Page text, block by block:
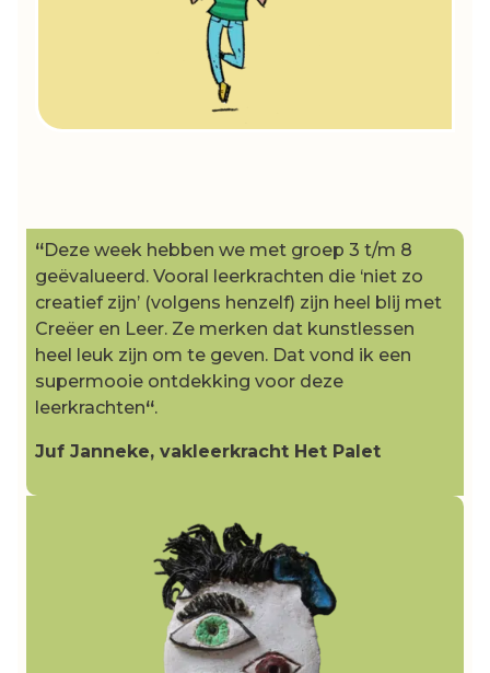
“Deze week hebben we met groep 3 t/m 8
geëvalueerd. Vooral leerkrachten die ‘niet zo
creatief zijn’ (volgens henzelf) zijn heel blij met
Creëer en Leer. Ze merken dat kunstlessen
heel leuk zijn om te geven. Dat vond ik een
supermooie ontdekking voor deze
leerkrachten“.
Juf Janneke, vakleerkracht Het Palet